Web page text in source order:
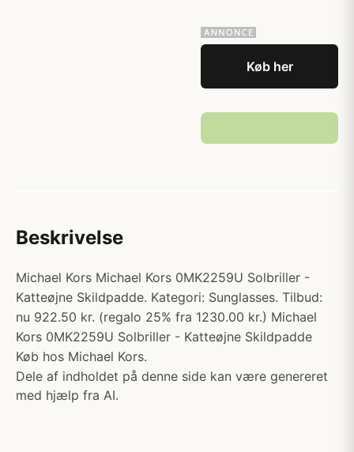
Køb her
Beskrivelse
Michael Kors Michael Kors 0MK2259U Solbriller -
Katteøjne Skildpadde. Kategori: Sunglasses. Tilbud:
nu 922.50 kr. (regalo 25% fra 1230.00 kr.) Michael
Kors 0MK2259U Solbriller - Katteøjne Skildpadde
Køb hos Michael Kors.
Dele af indholdet på denne side kan være genereret
med hjælp fra AI.